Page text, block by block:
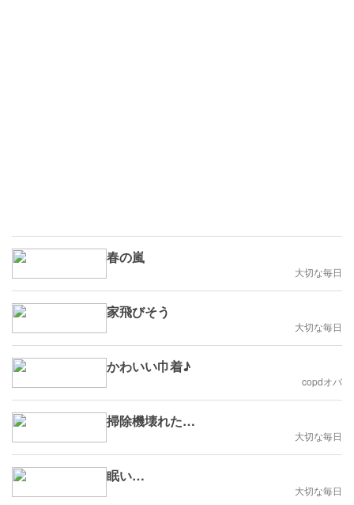
春の嵐
大切な毎日
家飛びそう
大切な毎日
かわいい巾着♪
copdオバ
掃除機壊れた…
大切な毎日
眠い…
大切な毎日